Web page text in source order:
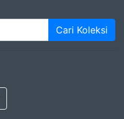
Cari Koleksi